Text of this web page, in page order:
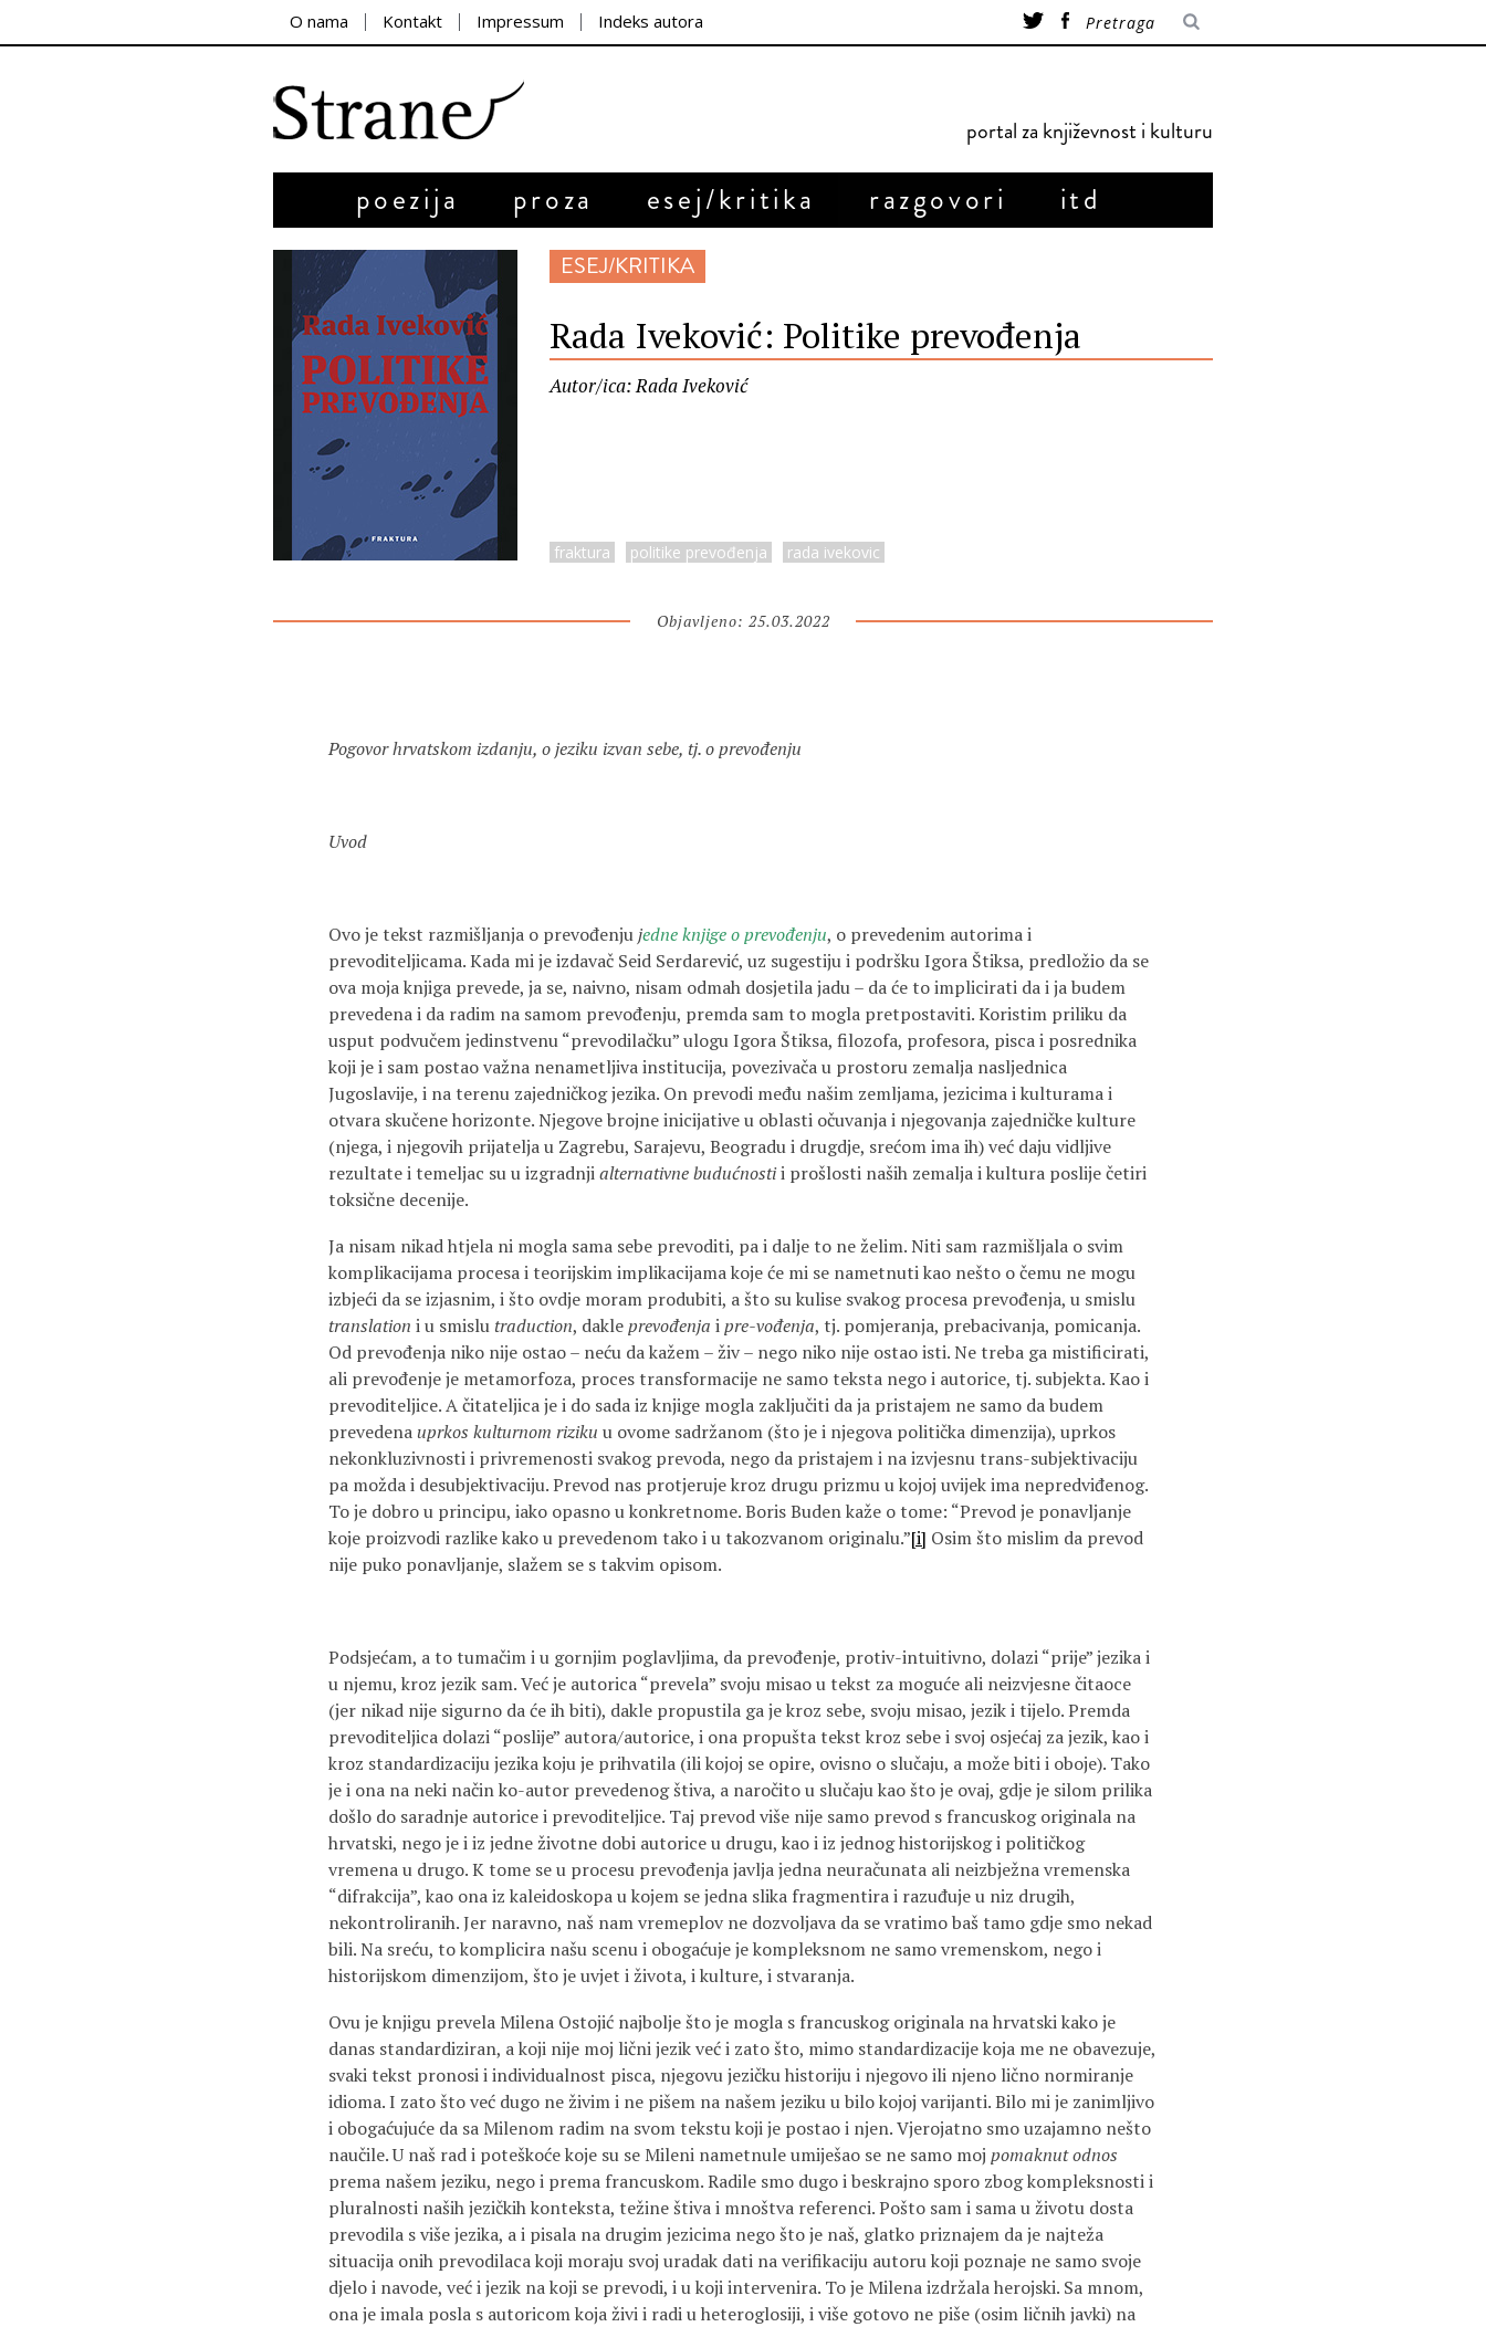
O nama Kontakt Impressum Indeks autora
portal za književnost i kulturu
poezija proza esej/kritika razgovori itd
ESEJ/KRITIKA
Rada Iveković: Politike prevođenja
Autor/ica: Rada Iveković
fraktura politike prevođenja rada ivekovic
Objavljeno: 25.03.2022
Pogovor hrvatskom izdanju, o jeziku izvan sebe, tj. o prevođenju
Uvod
Ovo je tekst razmišljanja o prevođenjujedne knjige o prevođenju, o prevedenim autorima i
prevoditeljicama. Kada mi je izdavač Seid Serdarević, uz sugestiju i podršku Igora Štiksa, predložio da se
ova moja knjiga prevede, ja se, naivno, nisam odmah dosjetila jadu – da će to implicirati da i ja budem
prevedena i da radim na samom prevođenju, premda sam to mogla pretpostaviti. Koristim priliku da
usput podvučem jedinstvenu “prevodilačku” ulogu Igora Štiksa, filozofa, profesora, pisca i posrednika
koji je i sam postao važna nenametljiva institucija, povezivača u prostoru zemalja nasljednica
Jugoslavije, i na terenu zajedničkog jezika. On prevodi među našim zemljama, jezicima i kulturama i
otvara skučene horizonte. Njegove brojne inicijative u oblasti očuvanja i njegovanja zajedničke kulture
(njega, i njegovih prijatelja u Zagrebu, Sarajevu, Beogradu i drugdje, srećom ima ih) već daju vidljive
rezultate i temeljac su u izgradnjialternativne budućnostii prošlosti naših zemalja i kultura poslije četiri
toksične decenije.
Ja nisam nikad htjela ni mogla sama sebe prevoditi, pa i dalje to ne želim. Niti sam razmišljala o svim
komplikacijama procesa i teorijskim implikacijama koje će mi se nametnuti kao nešto o čemu ne mogu
izbjeći da se izjasnim, i što ovdje moram produbiti, a što su kulise svakog procesa prevođenja, u smislu
translation i u smislu traduction, dakleprevođenja ipre-vođenja, tj. pomjeranja, prebacivanja, pomicanja.
Od prevođenja niko nije ostao – neću da kažem – živ – nego niko nije ostao isti. Ne treba ga mistificirati,
ali prevođenje je metamorfoza, proces transformacije ne samo teksta nego i autorice, tj. subjekta. Kao i
prevoditeljice. A čitateljica je i do sada iz knjige mogla zaključiti da ja pristajem ne samo da budem
prevedenauprkos kulturnom riziku u ovome sadržanom (što je i njegova politička dimenzija), uprkos
nekonkluzivnosti i privremenosti svakog prevoda, nego da pristajem i na izvjesnu trans-subjektivaciju
pa možda i desubjektivaciju. Prevod nas protjeruje kroz drugu prizmu u kojoj uvijek ima nepredviđenog.
To je dobro u principu, iako opasno u konkretnome. Boris Buden kaže o tome: “Prevod je ponavljanje
koje proizvodi razlike kako u prevedenom tako i u takozvanom originalu.”[i] Osim što mislim da prevod
nije puko ponavljanje, slažem se s takvim opisom.
Podsjećam, a to tumačim i u gornjim poglavljima, da prevođenje, protiv-intuitivno, dolazi “prije” jezika i
u njemu, kroz jezik sam. Već je autorica “prevela” svoju misao u tekst za moguće ali neizvjesne čitaoce
(jer nikad nije sigurno da će ih biti), dakle propustila ga je kroz sebe, svoju misao, jezik i tijelo. Premda
prevoditeljica dolazi “poslije” autora/autorice, i ona propušta tekst kroz sebe i svoj osjećaj za jezik, kao i
kroz standardizaciju jezika koju je prihvatila (ili kojoj se opire, ovisno o slučaju, a može biti i oboje). Tako
je i ona na neki način ko-autor prevedenog štiva, a naročito u slučaju kao što je ovaj, gdje je silom prilika
došlo do saradnje autorice i prevoditeljice. Taj prevod više nije samo prevod s francuskog originala na
hrvatski, nego je i iz jedne životne dobi autorice u drugu, kao i iz jednog historijskog i političkog
vremena u drugo. K tome se u procesu prevođenja javlja jedna neuračunata ali neizbježna vremenska
“difrakcija”, kao ona iz kaleidoskopa u kojem se jedna slika fragmentira i razuđuje u niz drugih,
nekontroliranih. Jer naravno, naš nam vremeplov ne dozvoljava da se vratimo baš tamo gdje smo nekad
bili. Na sreću, to komplicira našu scenu i obogaćuje je kompleksnom ne samo vremenskom, nego i
historijskom dimenzijom, što je uvjet i života, i kulture, i stvaranja.
Ovu je knjigu prevela Milena Ostojić najbolje što je mogla s francuskog originala na hrvatski kako je
danas standardiziran, a koji nije moj lični jezik već i zato što, mimo standardizacije koja me ne obavezuje,
svaki tekst pronosi i individualnost pisca, njegovu jezičku historiju i njegovo ili njeno lično normiranje
idioma. I zato što već dugo ne živim i ne pišem na našem jeziku u bilo kojoj varijanti. Bilo mi je zanimljivo
i obogaćujuće da sa Milenom radim na svom tekstu koji je postao i njen. Vjerojatno smo uzajamno nešto
naučile. U naš rad i poteškoće koje su se Mileni nametnule umiješao se ne samo moj pomaknut odnos
prema našem jeziku, nego i prema francuskom. Radile smo dugo i beskrajno sporo zbog kompleksnosti i
pluralnosti naših jezičkih konteksta, težine štiva i mnoštva referenci. Pošto sam i sama u životu dosta
prevodila s više jezika, a i pisala na drugim jezicima nego što je naš, glatko priznajem da je najteža
situacija onih prevodilaca koji moraju svoj uradak dati na verifikaciju autoru koji poznaje ne samo svoje
djelo i navode, već i jezik na koji se prevodi, i u koji intervenira. To je Milena izdržala herojski. Sa mnom,
ona je imala posla s autoricom koja živi i radi u heteroglosiji, i više gotovo ne piše (osim ličnih javki) na